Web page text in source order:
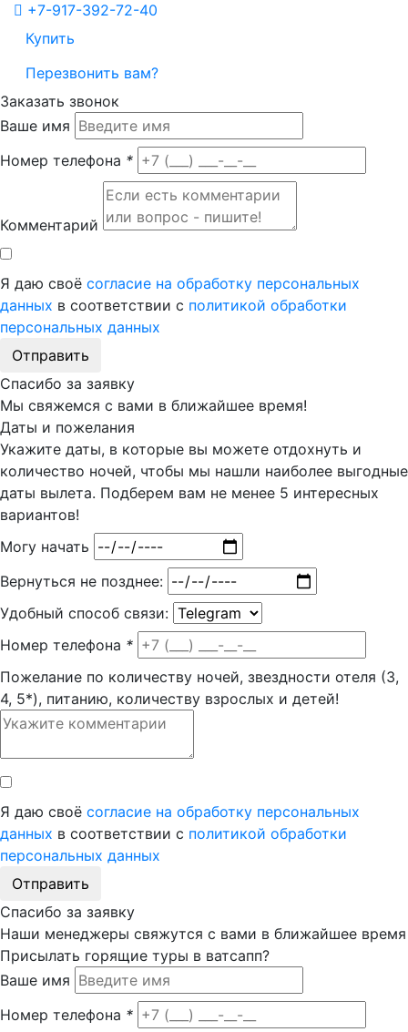
+7-917-392-72-40
Купить
Перезвонить вам?
Заказать звонок
Ваше имя
Номер телефона *
Комментарий
Я даю своё согласие на обработку персональных
данных в соответствии с политикой обработки
персональных данных
Отправить
Спасибо за заявку
Мы свяжемся с вами в ближайшее время!
Даты и пожелания
Укажите даты, в которые вы можете отдохнуть и
количество ночей, чтобы мы нашли наиболее выгодные
даты вылета. Подберем вам не менее 5 интересных
вариантов!
Могу начать
Вернуться не позднее:
Удобный способ связи:
Номер телефона *
Пожелание по количеству ночей, звездности отеля (3,
4, 5*), питанию, количеству взрослых и детей!
Я даю своё согласие на обработку персональных
данных в соответствии с политикой обработки
персональных данных
Отправить
Спасибо за заявку
Наши менеджеры свяжутся с вами в ближайшее время
Присылать горящие туры в ватсапп?
Ваше имя
Номер телефона *